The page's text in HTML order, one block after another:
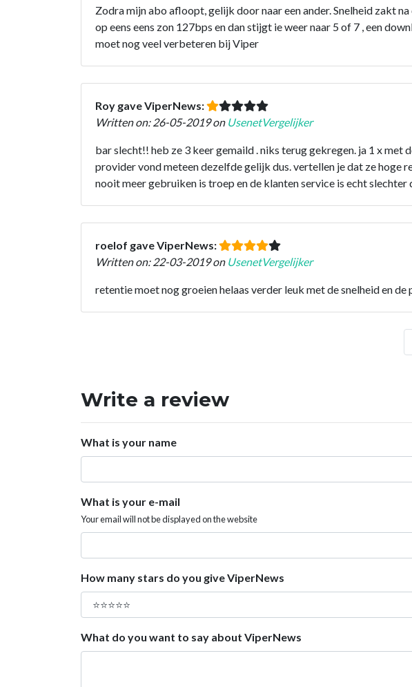
Zodra mijn abo afloopt, gelijk door naar een ander. Snelheid zakt
op eens eens zon 127bps en dan stijgt ie weer naar 5 of 7 , een
moet nog veel verbeteren bij Viper
Roy gave ViperNews:
Written on: 26-05-2019 on UsenetVergelijker
bar slecht!! heb ze 3 keer gemaild . niks terug gekregen. ja 1 x
provider vond meteen dezelfde gelijk dus. vertellen je dat ze hoge
nooit meer gebruiken is troep en de klanten service is echt
roelof gave ViperNews:
Written on: 22-03-2019 on UsenetVergelijker
retentie moet nog groeien helaas verder leuk met de snelheid en de
Write a review
What is your name
What is your e-mail
Your email will not be displayed on the website
How many stars do you give ViperNews
What do you want to say about ViperNews